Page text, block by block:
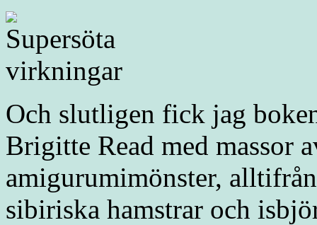
Och slutligen fick jag
Brigitte Read med massor
amigurumimönster,
sibiriska hamstrar och